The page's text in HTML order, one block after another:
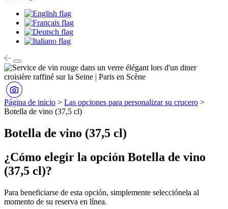
Página de inicio > Las opciones para personalizar su crucero >
Botella de vino (37,5 cl)
Botella de vino (37,5 cl)
¿Cómo elegir la opción Botella de vino
(37,5 cl)?
Para beneficiarse de esta opción, simplemente selecciónela al
momento de su reserva en línea.